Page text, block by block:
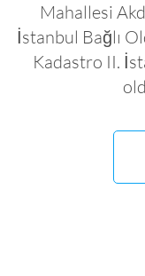
Mahallesi
İstanbul Bağlı
Kadastro II.